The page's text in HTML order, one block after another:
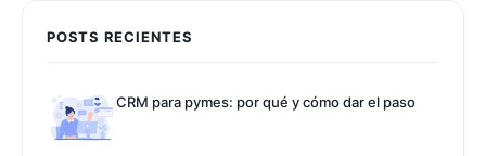
POSTS RECIENTES
CRM para pymes: por qué y cómo dar el paso